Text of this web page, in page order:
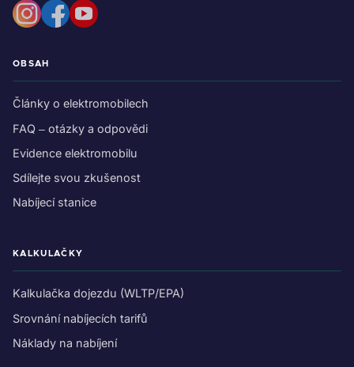
OBSAH
Články o elektromobilech
FAQ – otázky a odpovědi
Evidence elektromobilu
Sdílejte svou zkušenost
Nabíjecí stanice
KALKULAČKY
Kalkulačka dojezdu (WLTP/EPA)
Srovnání nabíjecích tarifů
Náklady na nabíjení